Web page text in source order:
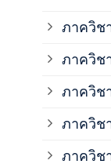
ภาควิช
ภาควิช
ภาควิช
ภาควิช
ภาควิช